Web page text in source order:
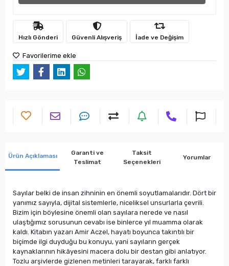
Hızlı Gönderi Güvenli Alışveriş İade ve Değişim
Favorilerime ekle
Ürün Açıklaması
Garanti ve
Teslimat
Taksit
Seçenekleri
Yorumlar
Sayılar belki de insan zihninin en önemli soyutlamalarıdır. Dört bir
yanımız sayıyla, dijital sistemlerle, niceliksel unsurlarla çevrili.
Bizim için böylesine önemli olan sayılara nerede ve nasıl
ulaştığımız sorusunun cevabı ise binlerce yıl muamma olarak
kaldı. Kitabın yazarı Amir Aczel, hayatı boyunca takıntılı bir
biçimde ilgi duyduğu bu konuyu, yani sayıların gerçek
kaynaklarının hikâyesini macera dolu bir destan gibi anlatıyor.
Tozlu arşivlerde gizlenen metinleri tarayarak, farklı farklı